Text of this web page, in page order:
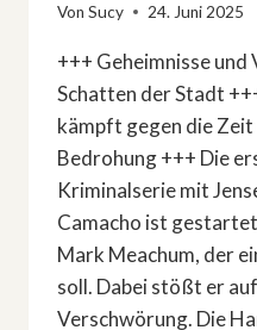
Von Sucy 24. Juni 2025
+++ Geheimnisse
Schatten der Stadt
kämpft gegen die
Bedrohung +++ Die
Kriminalserie mit
Camacho ist
Mark Meachum, der
soll. Dabei stößt er
Verschwörung. Die